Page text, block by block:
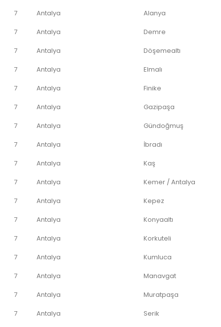
7
Antalya
Alanya
7
Antalya
Demre
7
Antalya
Döşemealtı
7
Antalya
Elmalı
7
Antalya
Finike
7
Antalya
Gazipaşa
7
Antalya
Gündoğmuş
7
Antalya
İbradı
7
Antalya
Kaş
7
Antalya
Kemer / Antalya
7
Antalya
Kepez
7
Antalya
Konyaaltı
7
Antalya
Korkuteli
7
Antalya
Kumluca
7
Antalya
Manavgat
7
Antalya
Muratpaşa
7
Antalya
Serik